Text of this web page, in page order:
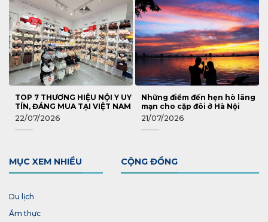
TOP 7 THƯƠNG HIỆU NỘI Y UY
TÍN, ĐÁNG MUA TẠI VIỆT NAM
22/07/2026
Những điểm đến hẹn hò lãng
mạn cho cặp đôi ở Hà Nội
21/07/2026
MỤC XEM NHIỀU
Du lịch
Ẩm thực
CỘNG ĐỒNG